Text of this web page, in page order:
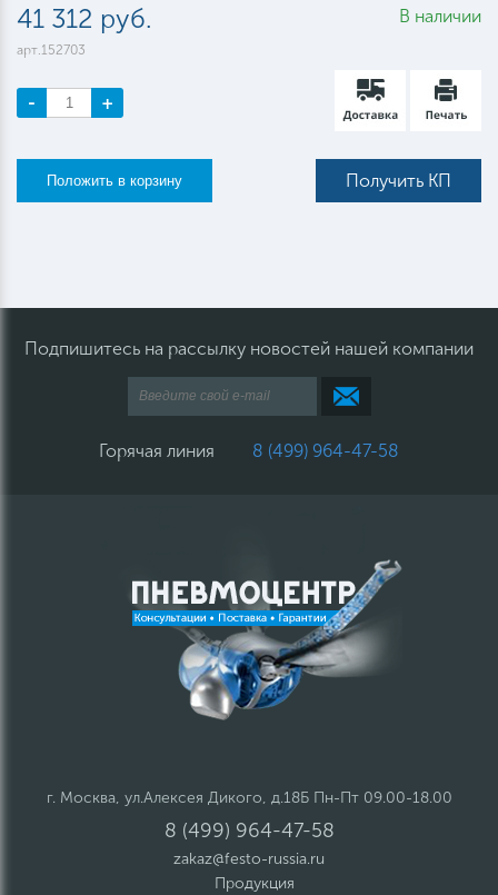
41 312 руб.
арт.152703
В наличии
- +
Получить КП
Подпишитесь на рассылку новостей нашей компании
Горячая линия 8 (499) 964-47-58
г. Москва, ул.Алексея Дикого, д.18Б Пн-Пт 09.00-18.00
8 (499) 964-47-58
zakaz@festo-russia.ru
Продукция